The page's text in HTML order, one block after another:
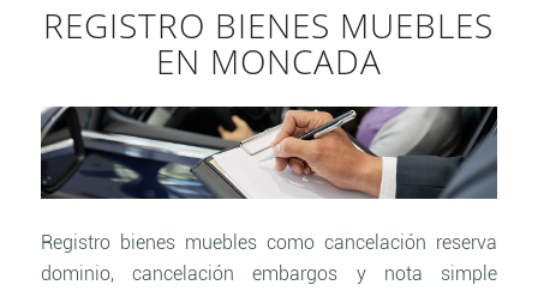
REGISTRO BIENES MUEBLES
EN MONCADA
Registro bienes muebles como cancelación reserva
dominio, cancelación embargos y nota simple